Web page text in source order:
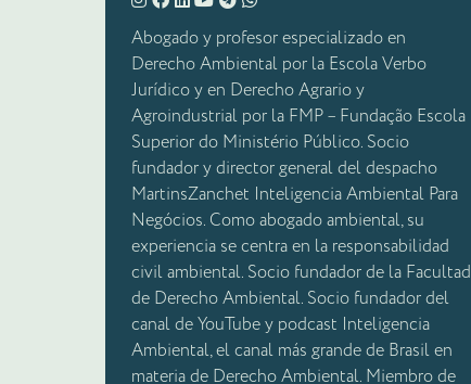
Abogado y profesor especializado en
Derecho Ambiental por la Escola Verbo
Jurídico y en Derecho Agrario y
Agroindustrial por la FMP – Fundação Escola
Superior do Ministério Público. Socio
fundador y director general del despacho
MartinsZanchet Inteligencia Ambiental Para
Negócios. Como abogado ambiental, su
experiencia se centra en la responsabilidad
civil ambiental. Socio fundador de la Facultad
de Derecho Ambiental. Socio fundador del
canal de YouTube y podcast Inteligencia
Ambiental, el canal más grande de Brasil en
materia de Derecho Ambiental. Miembro de